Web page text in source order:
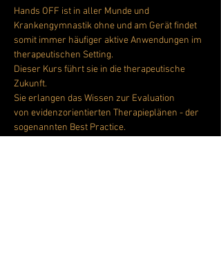
Hands OFF ist in aller Munde und
Krankengymnastik ohne und am Gerät findet
somit immer häufiger aktive Anwendungen im
Dieser Kurs führt sie in die therapeutische
Zukunft.
Sie erlangen das Wissen zur Evaluation
von evidenzorientierten Therapieplänen - der
sogenannten Best Practice.